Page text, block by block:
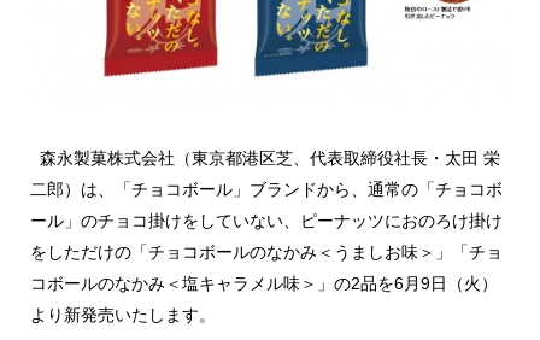
森永製菓株式会社（東京都港区芝、代表取締役社長・太田 栄
二郎）は、「チョコボール」ブランドから、通常の「チョコボ
ール」のチョコ掛けをしていない、ピーナッツにおのろけ掛け
をしただけの「チョコボールのなかみ＜うましお味＞」「チョ
コボールのなかみ＜塩キャラメル味＞」の2品を6月9日（火）
より新発売いたします。